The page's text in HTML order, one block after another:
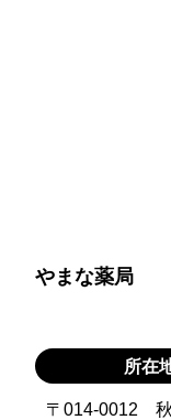
やまな薬局
所在
〒014-0012 秋